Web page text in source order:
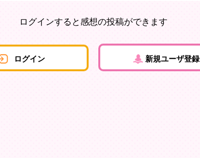
ログインすると感想の投稿ができます
ログイン 新規ユーザ登録